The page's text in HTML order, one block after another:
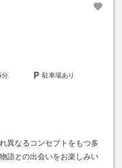
分
駐車場あり
異なるコンセプトをもつ多
語との出会いをお楽しみい